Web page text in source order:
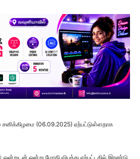
சனிக்கிழமை (06.09.2025) ஏற்பட்டுள்ளதாக
ஒன்று மோதி விபத்து ஏற்பட்டதில் இரண்டு